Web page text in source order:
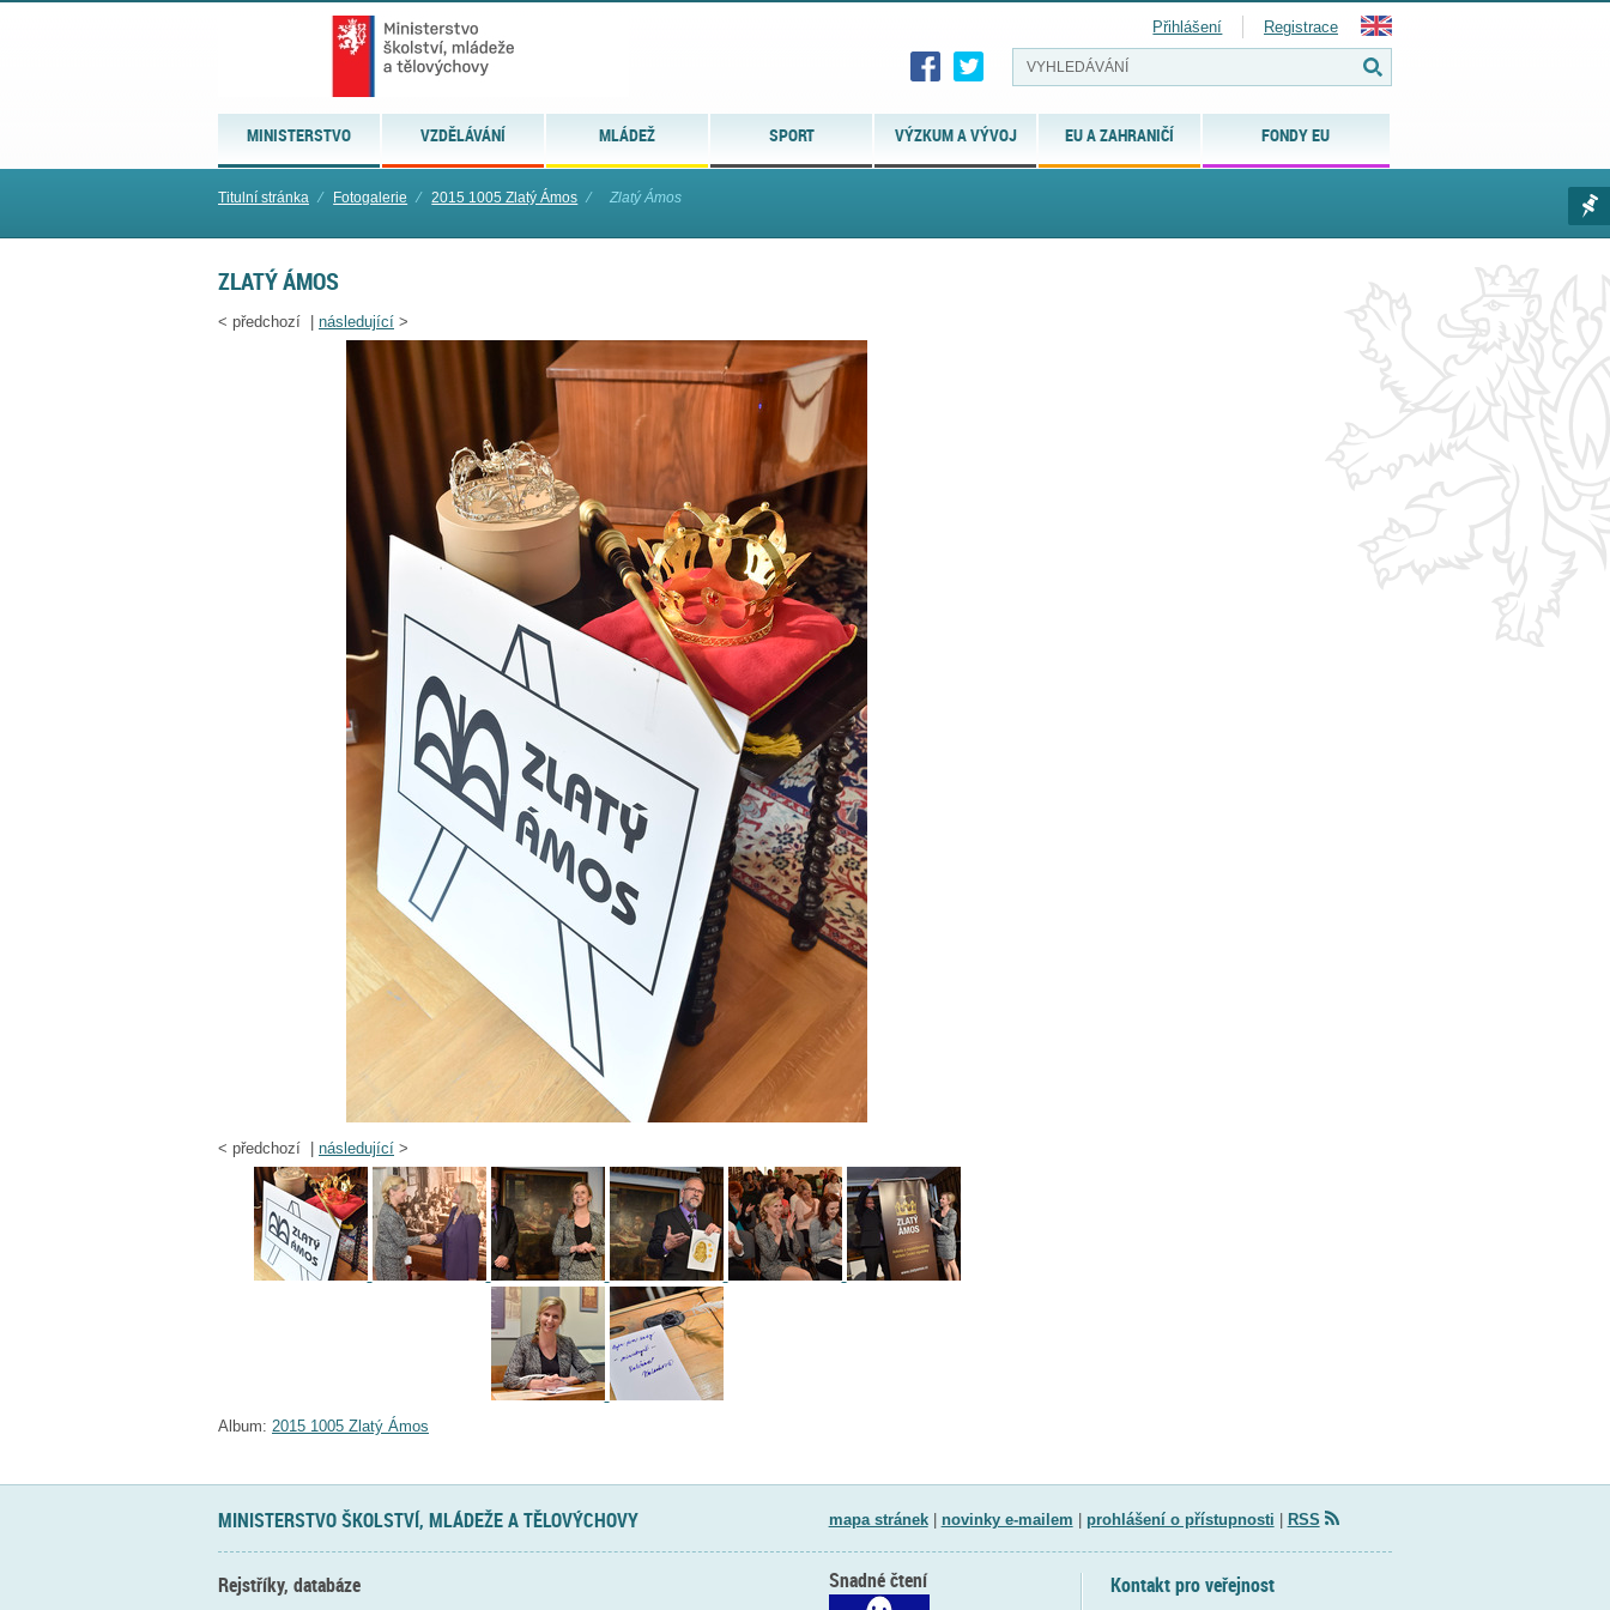
MINISTERSTVO VZDĚLÁVÁNÍ MLÁDEŽ SPORT VÝZKUM A VÝVOJ EU A ZAHRANIČÍ FONDY EU
Přihlášení Registrace
Titulní stránka ⁄ Fotogalerie ⁄ 2015 1005 Zlatý Ámos ⁄ Zlatý Ámos
ZLATÝ ÁMOS
< předchozí | následující >
< předchozí | následující >
Album: 2015 1005 Zlatý Ámos
MINISTERSTVO ŠKOLSTVÍ, MLÁDEŽE A TĚLOVÝCHOVY mapa stránek| novinky e-mailem prohlášení o přístupnosti RSS
Rejstříky, databáze Kontakt pro veřejnost
Snadné čtení